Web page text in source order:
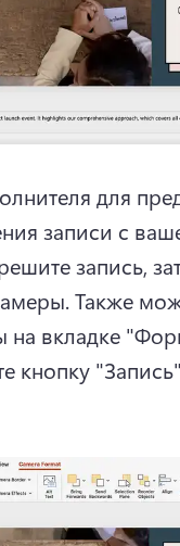
для
записи с
запись,
Также
на вкладке
кнопку